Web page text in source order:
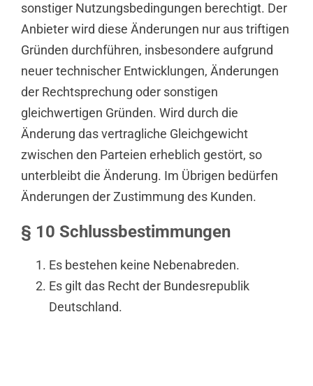
sonstiger Nutzungsbedingungen berechtigt. Der
Anbieter wird diese Änderungen nur aus triftigen
Gründen durchführen, insbesondere aufgrund
neuer technischer Entwicklungen, Änderungen
der Rechtsprechung oder sonstigen
gleichwertigen Gründen. Wird durch die
Änderung das vertragliche Gleichgewicht
zwischen den Parteien erheblich gestört, so
unterbleibt die Änderung. Im Übrigen bedürfen
Änderungen der Zustimmung des Kunden.
§ 10 Schlussbestimmungen
Es bestehen keine Nebenabreden.
Es gilt das Recht der Bundesrepublik
Deutschland.